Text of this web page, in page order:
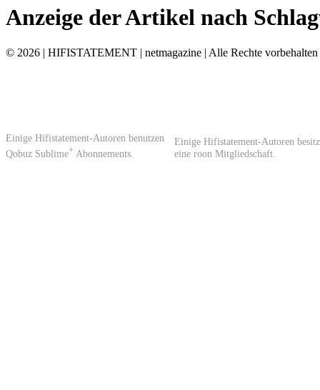
Anzeige der Artikel nach
© 2026 | HIFISTATEMENT | netmagazine | Alle Rechte
Einige Hifistatement-Autoren benutzen
Qobuz Sublime+ Abonnements.
Einige Hifistatement-Autoren
eine roon Mitgliedschaft.